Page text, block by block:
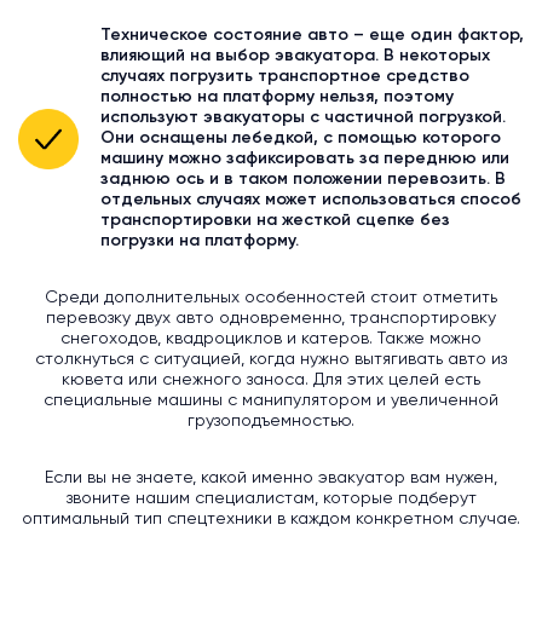
Техническое состояние авто – еще один фактор,
влияющий на выбор эвакуатора. В некоторых
случаях погрузить транспортное средство
полностью на платформу нельзя, поэтому
используют эвакуаторы с частичной погрузкой.
Они оснащены лебедкой, с помощью которого
машину можно зафиксировать за переднюю или
заднюю ось и в таком положении перевозить. В
отдельных случаях может использоваться способ
транспортировки на жесткой сцепке без
погрузки на платформу.
Среди дополнительных особенностей стоит отметить
перевозку двух авто одновременно, транспортировку
снегоходов, квадроциклов и катеров. Также можно
столкнуться с ситуацией, когда нужно вытягивать авто из
кювета или снежного заноса. Для этих целей есть
специальные машины с манипулятором и увеличенной
грузоподъемностью.
Если вы не знаете, какой именно эвакуатор вам нужен,
звоните нашим специалистам, которые подберут
оптимальный тип спецтехники в каждом конкретном случае.